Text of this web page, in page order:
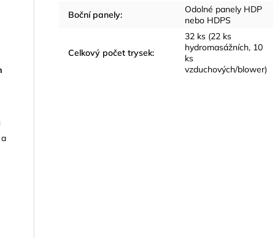
Boční panely:
Odolné panely HDP
nebo HDPS
Celkový počet trysek:
32 ks (22 ks
hydromasážních, 10
ks
vzduchových/blower)